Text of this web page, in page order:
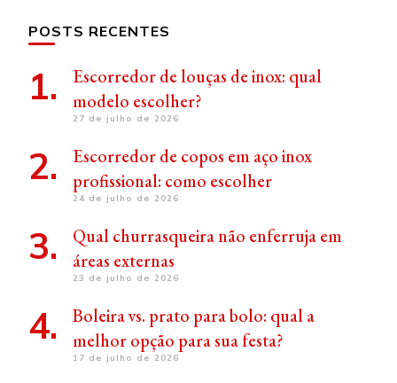
POSTS RECENTES
Escorredor de louças de inox: qual
modelo escolher?
27 de julho de 2026
Escorredor de copos em aço inox
profissional: como escolher
24 de julho de 2026
Qual churrasqueira não enferruja em
áreas externas
23 de julho de 2026
Boleira vs. prato para bolo: qual a
melhor opção para sua festa?
17 de julho de 2026